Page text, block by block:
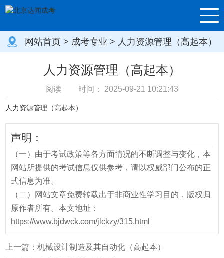
网站首页 > 成考专业 > 人力资源管理（高起本）
人力资源管理（高起本）
阅读 时间： 2025-09-21 10:21:43
人力资源管理（高起本）
声明：
（一）由于考试政策等各方面情况的不断调整与变化，本
网站所提供的考试信息仅供参考，请以权威部门公布的正
式信息为准。
（二）网站文章免费转载出于非商业性学习目的，版权归
原作者所有。本文地址：
https://www.bjdwck.com/jlckzy/315.html
上一篇： 机械设计制造及其自动化（高起本）